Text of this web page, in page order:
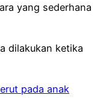
yang sederhana
dilakukan ketika